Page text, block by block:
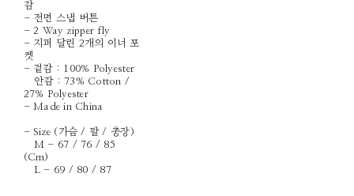
감
- 전면 스냅 버튼
- 2 Way zipper fly
- 지퍼 달린 2개의 이너 포
켓
- 겉감 : 100% Polyester
안감 : 73% Cotton /
27% Polyester
- Made in China
- Size (가슴 / 팔 / 총장)
M - 67 / 76 / 85
(Cm)
L - 69 / 80 / 87